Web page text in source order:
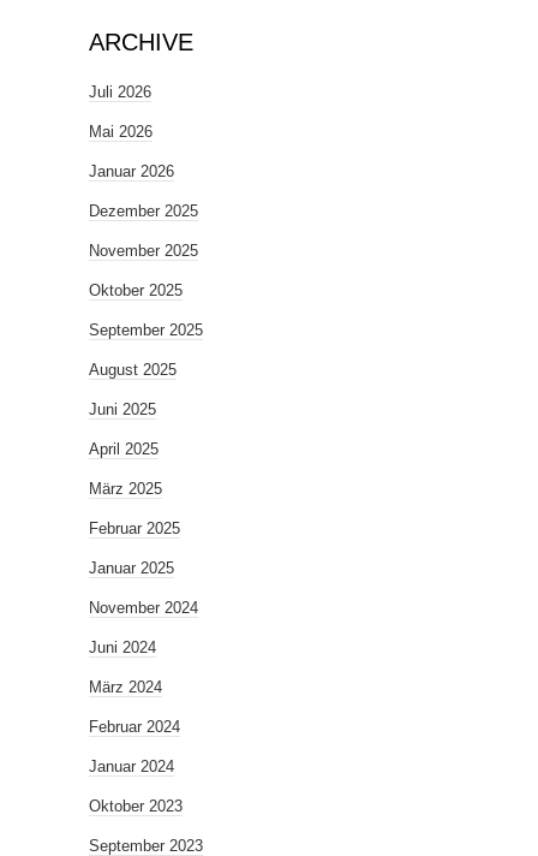
ARCHIVE
Juli 2026
Mai 2026
Januar 2026
Dezember 2025
November 2025
Oktober 2025
September 2025
August 2025
Juni 2025
April 2025
März 2025
Februar 2025
Januar 2025
November 2024
Juni 2024
März 2024
Februar 2024
Januar 2024
Oktober 2023
September 2023